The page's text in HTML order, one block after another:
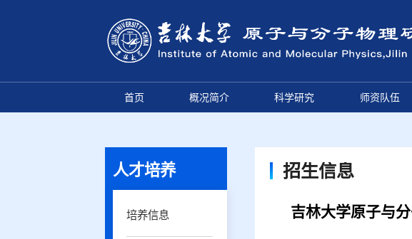
首页 概况简介 科学研究 师资队伍
人才培养
培养信息
招生信息
吉林大学原子与